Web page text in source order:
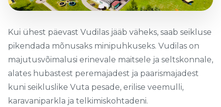
Kui ühest päevast Vudilas jääb väheks, saab seikluse
pikendada mõnusaks minipuhkuseks. Vudilas on
majutusvõimalusi erinevale maitsele ja seltskonnale,
alates hubastest peremajadest ja paarismajadest
kuni seikluslike Vuta pesade, erilise veemulli,
karavaniparkla ja telkimiskohtadeni.